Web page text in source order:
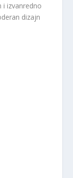
i izvanredno
dizajn